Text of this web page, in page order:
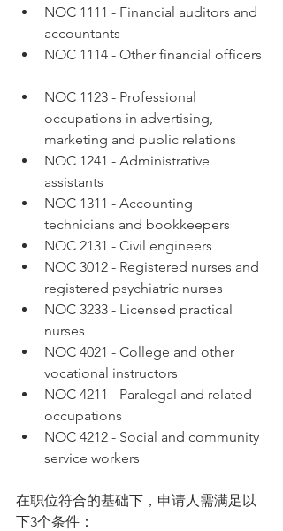
NOC 1111 - Financial auditors and
accountants
NOC 1114 - Other financial officers
NOC 1123 - Professional
occupations in advertising,
marketing and public relations
NOC 1241 - Administrative
assistants
NOC 1311 - Accounting
technicians and bookkeepers
NOC 2131 - Civil engineers
NOC 3012 - Registered nurses and
registered psychiatric nurses
NOC 3233 - Licensed practical
nurses
NOC 4021 - College and other
vocational instructors
NOC 4211 - Paralegal and related
occupations
NOC 4212 - Social and community
service workers
在职位符合的基础下，申请人需满足以
下3个条件：